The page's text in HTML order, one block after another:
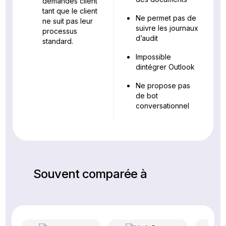
tant que le client
ne suit pas leur
processus
standard.
Ne permet pas de
suivre les journaux
d’audit
Impossible
dintégrer Outlook
Ne propose pas
de bot
conversationnel
Souvent comparée à